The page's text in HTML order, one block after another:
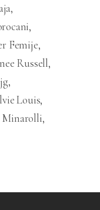
Femije
Russell
Louis